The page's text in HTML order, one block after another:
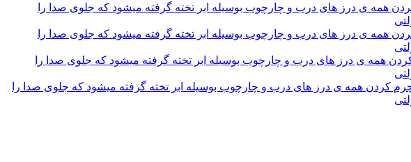
ی درز های درب و چارچوب بوسیله ابر تخته گرفته میشود که جلوی صدا را
ی درز های درب و چارچوب بوسیله ابر تخته گرفته میشود که جلوی صدا را
ی درز های درب و چارچوب بوسیله ابر تخته گرفته میشود که جلوی صدا را
همه ی درز های درب و چارچوب بوسیله ابر تخته گرفته میشود که جلوی صدا را